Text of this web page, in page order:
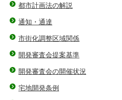
都市計画法の解説
通知・通達
市街化調整区域関係
開発審査会提案基準
開発審査会の開催状況
宅地開発条例